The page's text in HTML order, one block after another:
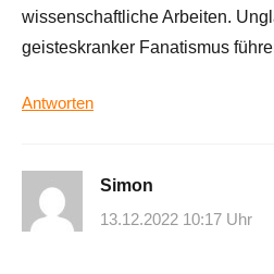
wissenschaftliche Arbeiten.
geisteskranker Fanatismus
Antworten
Simon
13.12.2022 10:17 Uhr